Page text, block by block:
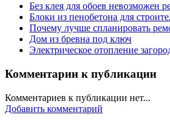
Без клея для обоев невозможен
Блоки из пенобетона для
Почему лучше спланировать
Дом из бревна под ключ
Электрическое отопление
Комментарии к публикации
Комментариев к публикации нет...
Добавить комментарий